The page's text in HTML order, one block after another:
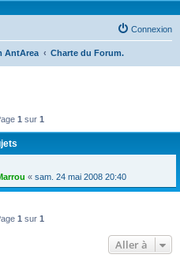
Connexion
AntArea Charte du Forum.
1 sur 1
« sam. 24 mai 2008 20:40
1 sur 1
Aller à